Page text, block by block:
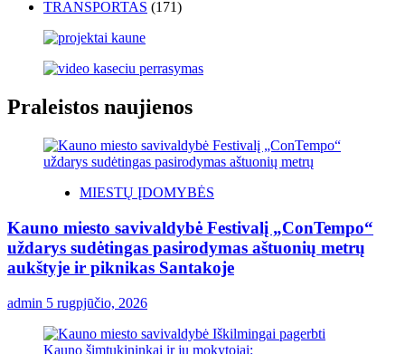
TRANSPORTAS (171)
Praleistos naujienos
MIESTŲ ĮDOMYBĖS
Kauno miesto savivaldybė Festivalį „ConTempo“
uždarys sudėtingas pasirodymas aštuonių metrų
aukštyje ir piknikas Santakoje
admin 5 rugpjūčio, 2026